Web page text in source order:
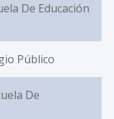
De Educación
Público
De